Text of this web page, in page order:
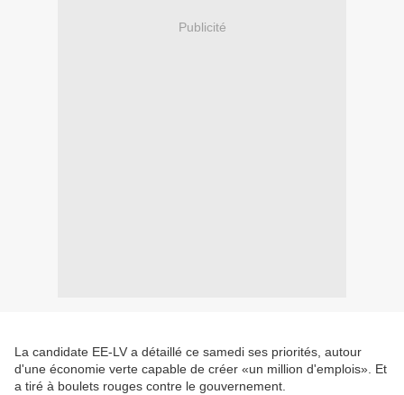
Publicité
La candidate EE-LV a détaillé ce samedi ses priorités, autour
d'une économie verte capable de créer «un million d'emplois». Et
a tiré à boulets rouges contre le gouvernement.